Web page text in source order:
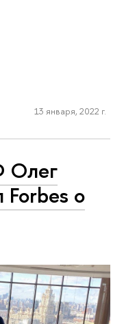
13 января, 2022 г.
Олег
Forbes о